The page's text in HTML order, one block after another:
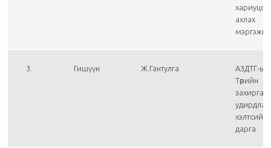
ахлах
3. Гишүүн Ж.Гантулга
АЗДТГ-ын
Төрийн
хэлтсийн
дарга